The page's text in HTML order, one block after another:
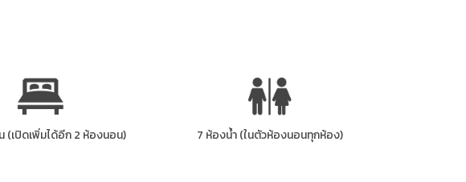
(เปิดเพิ่มได้อีก 2 ห้องนอน) 7 ห้องน้ำ (ในตัวห้องนอนทุกห้อง)